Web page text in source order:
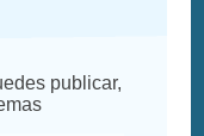
publicar,